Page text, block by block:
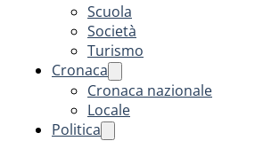
Scuola
Società
Turismo
Cronaca
Cronaca nazionale
Locale
Politica